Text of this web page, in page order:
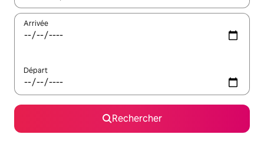
Arrivée
Départ
Rechercher